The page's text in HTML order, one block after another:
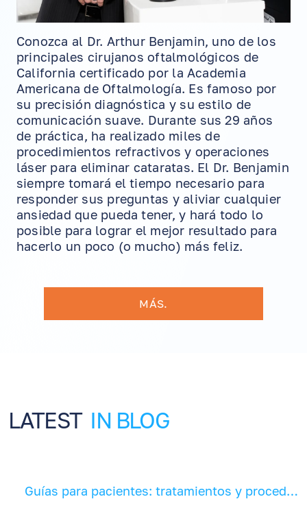
Conozca al Dr. Arthur Benjamin, uno de los
principales cirujanos oftalmológicos de
California certificado por la Academia
Americana de Oftalmología. Es famoso por
su precisión diagnóstica y su estilo de
comunicación suave. Durante sus 29 años
de práctica, ha realizado miles de
procedimientos refractivos y operaciones
láser para eliminar cataratas. El Dr. Benjamin
siempre tomará el tiempo necesario para
responder sus preguntas y aliviar cualquier
ansiedad que pueda tener, y hará todo lo
posible para lograr el mejor resultado para
hacerlo un poco (o mucho) más feliz.
MÁS.
LATEST IN BLOG
Guías para pacientes: tratamientos y procedimientos oculares